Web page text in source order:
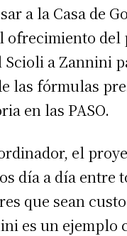
a la Casa de
ofrecimiento del
a Zannini
las fórmulas
en las PASO.
el
día a día entre
que sean
es un ejemplo